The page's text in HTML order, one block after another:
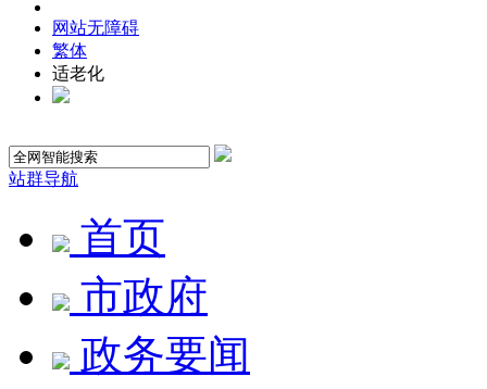
网站无障碍
繁体
适老化
站群导航
首页
市政府
政务要闻